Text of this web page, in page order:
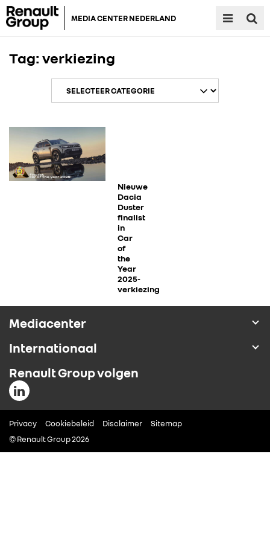
MEDIA CENTER NEDERLAND
RENAULT GROUP
RENAULT
FOTO’S & VIDEO’S
CONTACT
Tag: verkiezing
Nieuwe
Dacia
Duster
finalist
in
Car
of
the
Year
2025-
verkiezing
Mediacenter
Internationaal
Renault Group volgen
Privacy Cookiebeleid Disclaimer
Sitemap
© Renault Group 2026